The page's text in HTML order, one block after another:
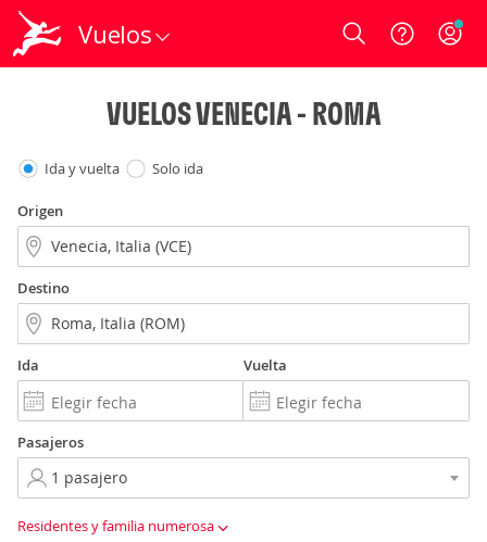
Vuelos Login
VUELOS VENECIA - ROMA
Ida y vuelta Solo ida
Origen
Destino
Ida Vuelta
Pasajeros
Residentes y familia numerosa